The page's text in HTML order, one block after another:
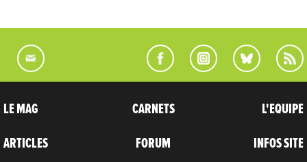
LE MAG
ARTICLES
CARNETS
FORUM
L'EQUIPE
INFOS SITE